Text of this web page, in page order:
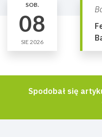
SOB.
08
SIE 2026
Spodobał się